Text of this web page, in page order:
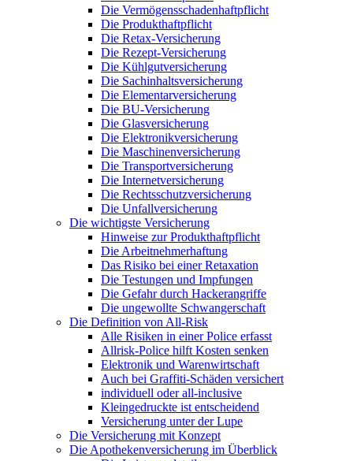
Die Vermögensschadenhaftpflicht
Die Produkthaftpflicht
Die Retax-Versicherung
Die Rezept-Versicherung
Die Kühlgutversicherung
Die Sachinhaltsversicherung
Die Elementarversicherung
Die BU-Versicherung
Die Glasversicherung
Die Elektronikversicherung
Die Maschinenversicherung
Die Transportversicherung
Die Internetversicherung
Die Rechtsschutzversicherung
Die Unfallversicherung
Die wichtigste Versicherung
Hinweise zur Produkthaftpflicht
Die Arbeitnehmerhaftung
Das Risiko bei einer Retaxation
Die Testungen und Impfungen
Die Gefahr durch Hackerangriffe
Die ungewollte Schwangerschaft
Die Definition von All-Risk
Alle Risiken in einer Police erfasst
Allrisk-Police hilft Kosten senken
Elektronik und Warenwirtschaft
Auch bei Graffiti-Schäden versichert
individuell oder all-inclusive
Kleingedruckte ist entscheidend
Versicherung unter der Lupe
Die Versicherung mit Konzept
Die Apothekenversicherung im Überblick